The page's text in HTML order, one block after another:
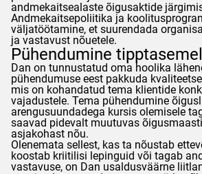
andmekaitsealaste õigusaktide
Andmekaitsepoliitika ja
väljatöötamine, et suurendada
ja vastavust nõuetele.
Pühendumine
Dan on tunnustatud oma hoolika
pühendumuse eest pakkuda
mis on kohandatud tema klientide
vajadustele. Tema pühendumine
arengusuundadega kursis olemisele
saavad pidevalt muutuvas
asjakohast nõu.
Olenemata sellest, kas ta nõustab
koostab kriitilisi lepinguid või tagab
vastavuse, on Dan usaldusväärne